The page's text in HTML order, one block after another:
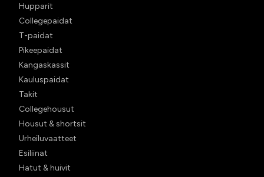
Hupparit
Collegepaidat
T-paidat
Pikeepaidat
Kangaskassit
Kauluspaidat
Takit
Collegehousut
Housut & shortsit
Urheiluvaatteet
Esiliinat
Hatut & huivit